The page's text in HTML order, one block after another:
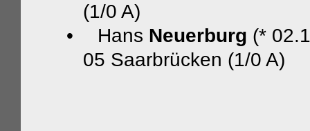
(1/0 A)
•
Hans Neuerburg (*
05 Saarbrücken (1/0 A)